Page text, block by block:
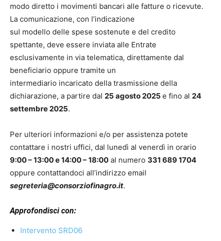
modo diretto i movimenti bancari alle fatture o ricevute.
La comunicazione, con l’indicazione
sul modello delle spese sostenute e del credito
spettante, deve essere inviata alle Entrate
esclusivamente in via telematica, direttamente dal
beneficiario oppure tramite un
intermediario incaricato della trasmissione della
dichiarazione, a partire dal 25 agosto 2025 e fino al 24
settembre 2025.
Per ulteriori informazioni e/o per assistenza potete
contattare i nostri uffici, dal lunedì al venerdì in orario
9:00 – 13:00 e 14:00 – 18:00 al numero 331 689 1704
oppure contattandoci all’indirizzo email
segreteria@consorziofinagro.it.
Approfondisci con:
Intervento SRD06